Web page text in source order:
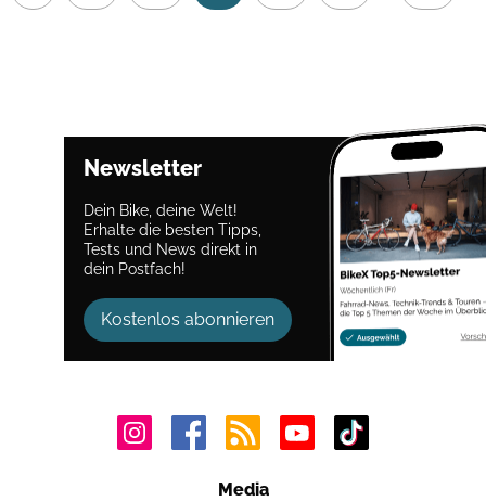
Newsletter
Dein Bike, deine Welt!
Erhalte die besten Tipps,
Tests und News direkt in
dein Postfach!
Kostenlos abonnieren
Media